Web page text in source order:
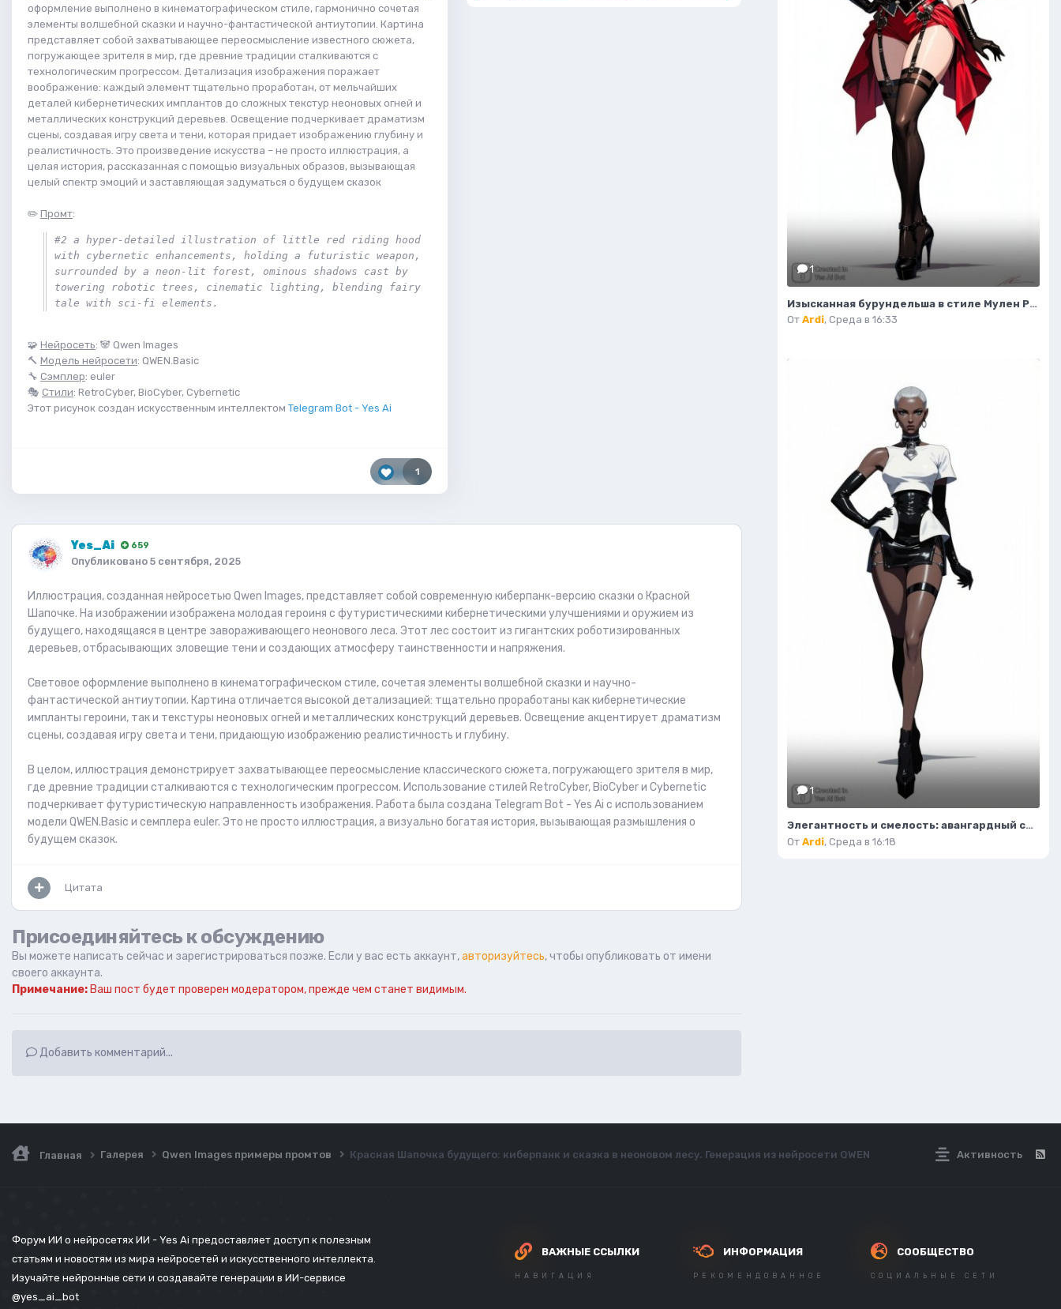
оформление выполнено в кинематографическом стиле, гармонично сочетая
элементы волшебной сказки и научно-фантастической антиутопии. Картина
представляет собой захватывающее переосмысление известного сюжета,
погружающее зрителя в мир, где древние традиции сталкиваются с
технологическим прогрессом. Детализация изображения поражает
воображение: каждый элемент тщательно проработан, от мельчайших
деталей кибернетических имплантов до сложных текстур неоновых огней и
металлических конструкций деревьев. Освещение подчеркивает драматизм
сцены, создавая игру света и тени, которая придает изображению глубину и
реалистичность. Это произведение искусства – не просто иллюстрация, а
целая история, рассказанная с помощью визуальных образов, вызывающая
целый спектр эмоций и заставляющая задуматься о будущем сказок
✏️ Промт:
#2 a hyper-detailed illustration of little red riding hood
with cybernetic enhancements, holding a futuristic weapon,
surrounded by a neon-lit forest, ominous shadows cast by
towering robotic trees, cinematic lighting, blending fairy
tale with sci-fi elements.
🧩 Нейросеть: 🐼 Qwen Images
🔨 Модель нейросети: QWEN.Basic
🔧 Сэмплер: euler
🎭 Стили: RetroCyber, BioCyber, Cybernetic
Этот рисунок создан искусственным интеллектом Telegram Bot - Yes Ai
1
Yes_Ai 659
Опубликовано 5 сентября, 2025
Иллюстрация, созданная нейросетью Qwen Images, представляет собой современную киберпанк-версию сказки о Красной
Шапочке. На изображении изображена молодая героиня с футуристическими кибернетическими улучшениями и оружием из
будущего, находящаяся в центре завораживающего неонового леса. Этот лес состоит из гигантских роботизированных
деревьев, отбрасывающих зловещие тени и создающих атмосферу таинственности и напряжения.
Световое оформление выполнено в кинематографическом стиле, сочетая элементы волшебной сказки и научно-
фантастической антиутопии. Картина отличается высокой детализацией: тщательно проработаны как кибернетические
импланты героини, так и текстуры неоновых огней и металлических конструкций деревьев. Освещение акцентирует драматизм
сцены, создавая игру света и тени, придающую изображению реалистичность и глубину.
В целом, иллюстрация демонстрирует захватывающее переосмысление классического сюжета, погружающего зрителя в мир,
где древние традиции сталкиваются с технологическим прогрессом. Использование стилей RetroCyber, BioCyber и Cybernetic
подчеркивает футуристическую направленность изображения. Работа была создана Telegram Bot - Yes Ai с использованием
модели QWEN.Basic и семплера euler. Это не просто иллюстрация, а визуально богатая история, вызывающая размышления о
будущем сказок.
Цитата
Присоединяйтесь к обсуждению
Вы можете написать сейчас и зарегистрироваться позже. Если у вас есть аккаунт,авторизуйтесь, чтобы опубликовать от имени
своего аккаунта.
Примечание: Ваш пост будет проверен модератором, прежде чем станет видимым.
Добавить комментарий...
1
Изысканная бурундельша в стиле Мулен Руж: завораживающая мода и красота. Генерация из нейронной сети Flux 1
От Ardi, Среда в 16:33
1
Элегантность и смелость: авангардный силуэт в стиле высокой моды. Генерация из нейросети Flux 1
От Ardi, Среда в 16:18
Активность
Главная Галерея Qwen Images примеры промтов Красная Шапочка будущего: киберпанк и сказка в неоновом лесу. Генерация из нейросети QWEN
Форум ИИ о нейросетях ИИ - Yes Ai предоставляет доступ к полезным
статьям и новостям из мира нейросетей и искусственного интеллекта.
Изучайте нейронные сети и создавайте генерации в ИИ-сервисе
@yes_ai_bot
ВАЖНЫЕ ССЫЛКИ
НАВИГАЦИЯ
ИНФОРМАЦИЯ
РЕКОМЕНДОВАННОЕ
СООБЩЕСТВО
СОЦИАЛЬНЫЕ СЕТИ